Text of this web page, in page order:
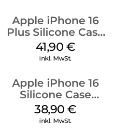
Apple iPhone 16
Plus Silicone Case
MagSafe Stone
Gray
41,90 €
inkl. MwSt.
Apple iPhone 16
Silicone Case
MagSafe
Ultramarine
38,90€
inkl. MwSt.